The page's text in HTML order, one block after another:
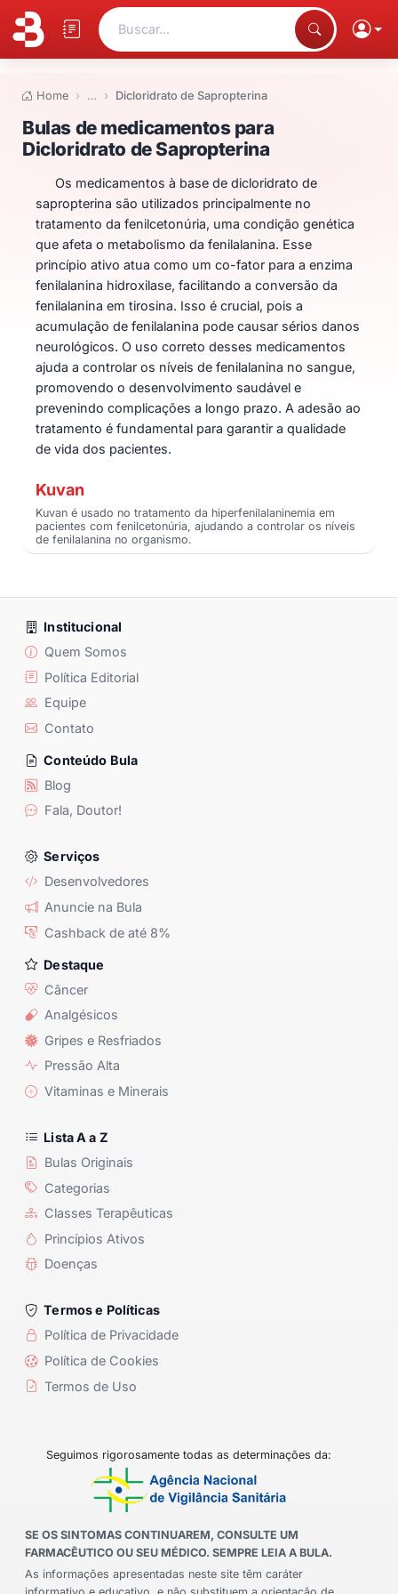
Buscar...
Home … Dicloridrato de Sapropterina
Bulas de medicamentos para
Bulas de medicamentos para
Dicloridrato de Sapropterina
Os medicamentos à base de dicloridrato de
sapropterina são utilizados principalmente no
tratamento da fenilcetonúria, uma condição genética
que afeta o metabolismo da fenilalanina. Esse
princípio ativo atua como um co-fator para a enzima
fenilalanina hidroxilase, facilitando a conversão da
fenilalanina em tirosina. Isso é crucial, pois a
acumulação de fenilalanina pode causar sérios danos
neurológicos. O uso correto desses medicamentos
ajuda a controlar os níveis de fenilalanina no sangue,
promovendo o desenvolvimento saudável e
prevenindo complicações a longo prazo. A adesão ao
tratamento é fundamental para garantir a qualidade
de vida dos pacientes.
Kuvan
Kuvan é usado no tratamento da hiperfenilalaninemia em
pacientes com fenilcetonúria, ajudando a controlar os níveis
de fenilalanina no organismo.
Institucional
Quem Somos
Política Editorial
Equipe
Contato
Conteúdo Bula
Blog
Fala, Doutor!
Serviços
Desenvolvedores
Anuncie na Bula
Cashback de até 8%
Destaque
Câncer
Analgésicos
Gripes e Resfriados
Pressão Alta
Vitaminas e Minerais
Lista A a Z
Bulas Originais
Categorias
Classes Terapêuticas
Princípios Ativos
Doenças
Termos e Políticas
Política de Privacidade
Política de Cookies
Termos de Uso
Seguimos rigorosamente todas as determinações da:
SE OS SINTOMAS CONTINUAREM, CONSULTE UM
FARMACÊUTICO OU SEU MÉDICO. SEMPRE LEIA A BULA.
As informações apresentadas neste site têm caráter
informativo e educativo, e não substituem a orientação de